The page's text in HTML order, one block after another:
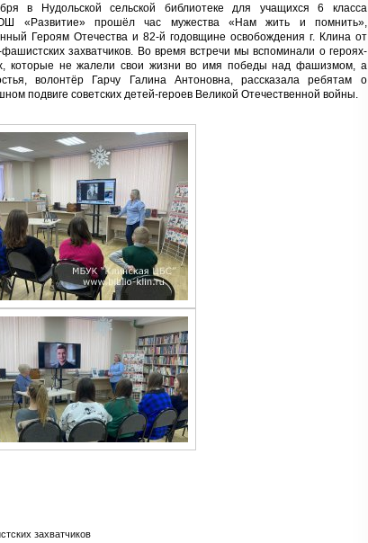
в Нудольской сельской библиотеке для учащихся 6 класса
«Развитие» прошёл час мужества «Нам жить и помнить»,
Героям Отечества и 82-й годовщине освобождения г. Клина от
захватчиков. Во время встречи мы вспоминали о героях-
которые не жалели свои жизни во имя победы над фашизмом, а
волонтёр Гарчу Галина Антоновна, рассказала ребятам о
подвиге советских детей-героев Великой Отечественной войны.
захватчиков